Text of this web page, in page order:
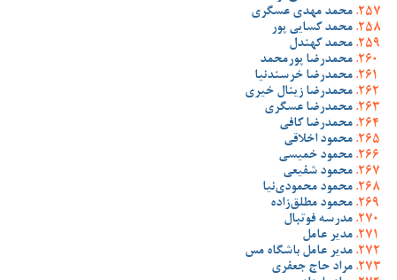
محمد مهدی عسگری
محمد کسایی پور
محمد کهندل
محمدرضا پورمحمد
محمدرضا خرسندنیا
محمدرضا زینال خیری
محمدرضا عسگری
محمدرضا کافی
محمود اخلاقی
محمود خمیسی
محمود شفیعی
محمود محمودی‌نیا
محمود مطلق‌زاده
مدرسه فوتبال
مدیر عامل
مدیر عامل باشگاه مس
مراد حاج جعفری